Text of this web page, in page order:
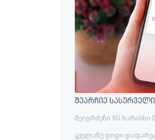
შეარჩიე
შეიგრძენი 5G ხარისხი
ყველაზე დიდი